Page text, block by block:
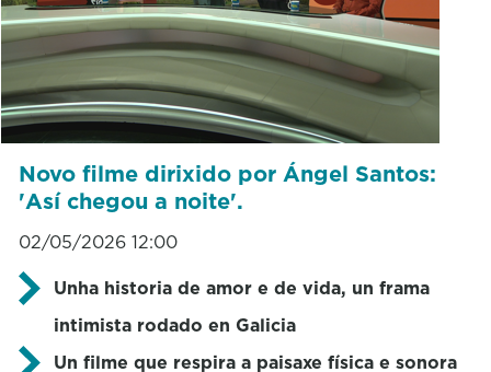
Novo filme dirixido por Ángel Santos:
'Así chegou a noite'.
02/05/2026 12:00
Unha historia de amor e de vida, un frama
intimista rodado en Galicia
Un filme que respira a paisaxe física e sonora